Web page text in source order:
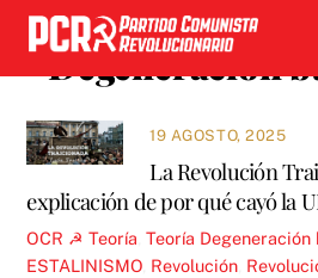
Skip
contentDegeneración
19 AGOSTO, 2025
La Revolución
explicación de por qué cayó la
OCR ☭ Teoría ,Teoría
ESTALINISMO Revolución